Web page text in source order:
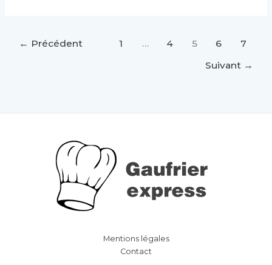
recettes
← Précédent 1 … 4 5 6
7
Suivant →
Mentions légales
Contact